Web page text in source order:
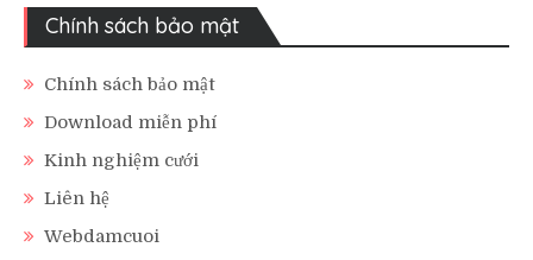
Chính sách bảo mật
Chính sách bảo mật
Download miễn phí
Kinh nghiệm cưới
Liên hệ
Webdamcuoi